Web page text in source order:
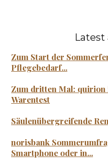
Latest
Zum Start der
Pflegebedarf...
Zum dritten Mal:
Warentest
Säulenübergreifende
norisbank
Smartphone oder in...